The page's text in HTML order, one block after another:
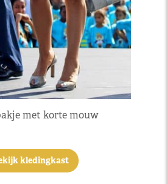
met korte mouw
kledingkast